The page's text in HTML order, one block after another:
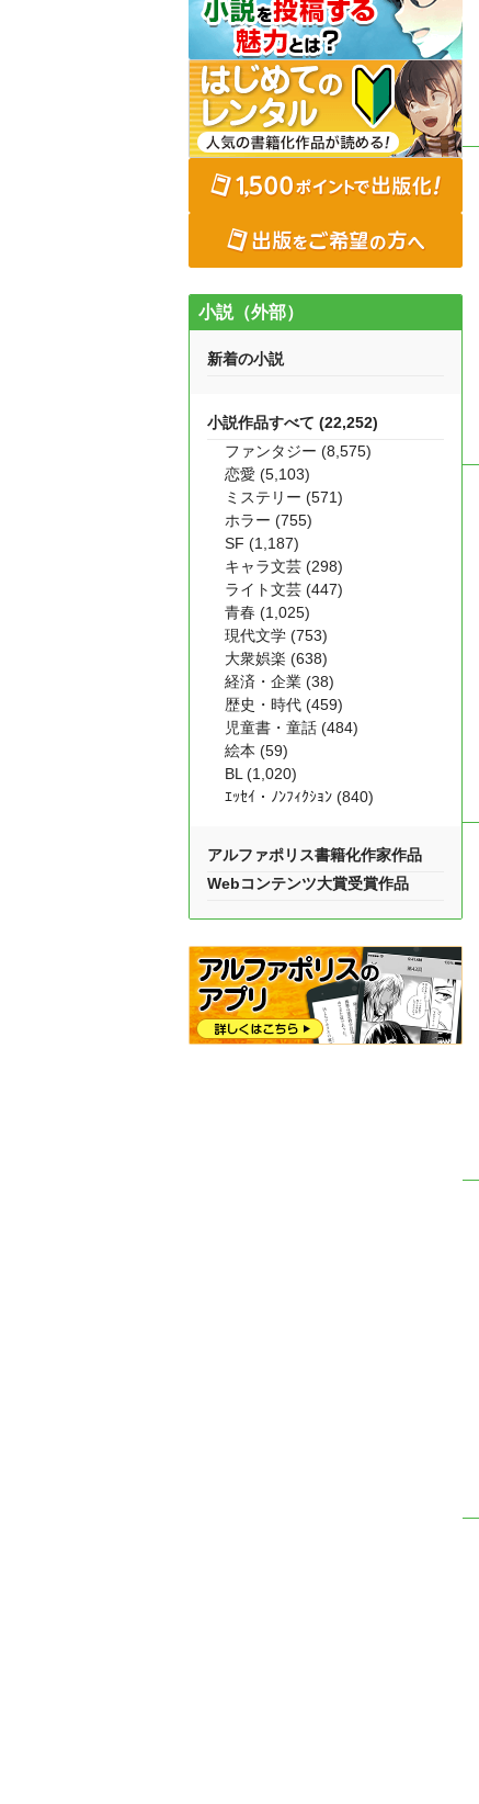
小説（外部）
新着の小説
小説作品すべて (22,252)
ファンタジー (8,575)
恋愛 (5,103)
ミステリー (571)
ホラー (755)
SF (1,187)
キャラ文芸 (298)
ライト文芸 (447)
青春 (1,025)
現代文学 (753)
大衆娯楽 (638)
経済・企業 (38)
歴史・時代 (459)
児童書・童話 (484)
絵本 (59)
BL (1,020)
ｴｯｾｲ・ﾉﾝﾌｨｸｼｮﾝ (840)
アルファポリス書籍化作家作品
Webコンテンツ大賞受賞作品